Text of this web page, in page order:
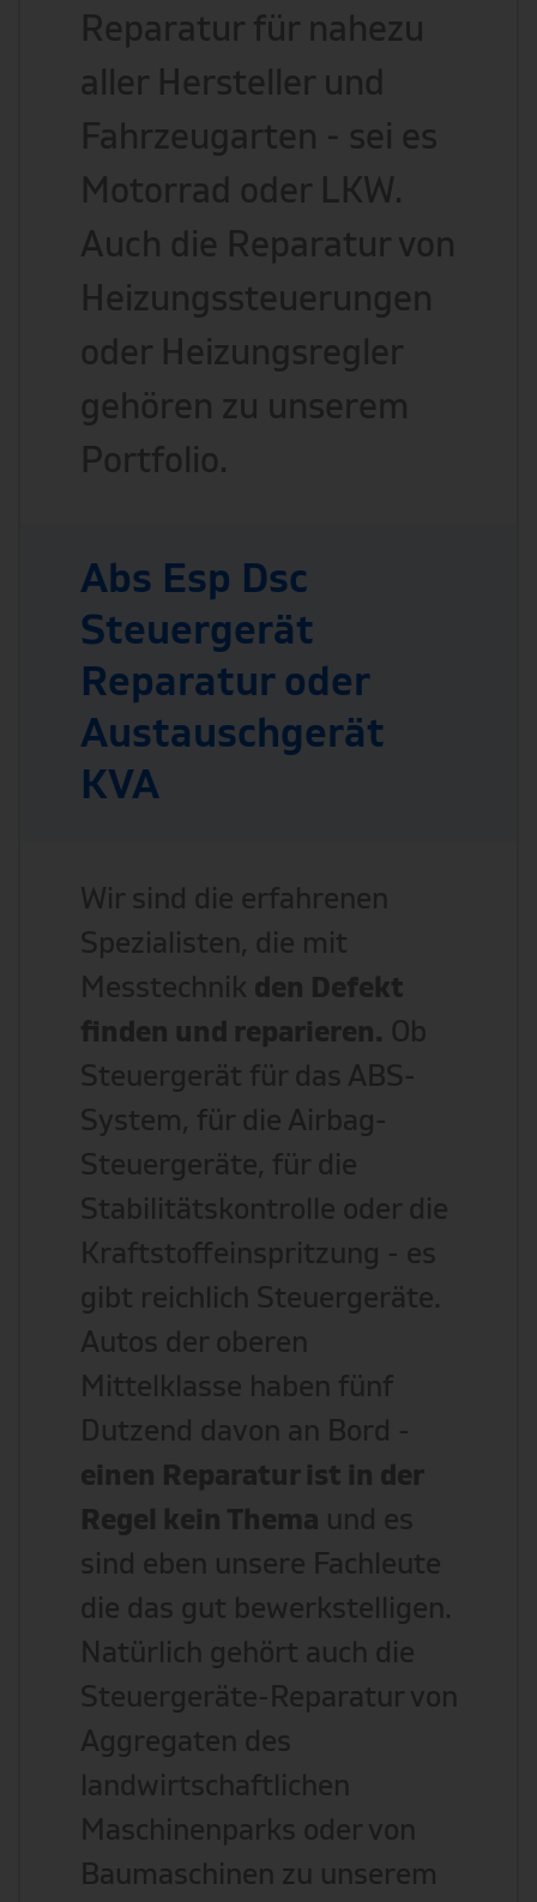
Reparatur für nahezu
aller Hersteller und
Fahrzeugarten - sei es
Motorrad oder LKW.
Auch die Reparatur von
Heizungssteuerungen
oder Heizungsregler
gehören zu unserem
Portfolio.
Abs Esp Dsc
Steuergerät
Reparatur oder
Austauschgerät
KVA
Wir sind die erfahrenen
Spezialisten, die mit
Messtechnik den Defekt
finden und reparieren. Ob
Steuergerät für das ABS-
System, für die Airbag-
Steuergeräte, für die
Stabilitätskontrolle oder die
Kraftstoffeinspritzung - es
gibt reichlich Steuergeräte.
Autos der oberen
Mittelklasse haben fünf
Dutzend davon an Bord -
einen Reparatur ist in der
Regel kein Thema und es
sind eben unsere Fachleute
die das gut bewerkstelligen.
Natürlich gehört auch die
Steuergeräte-Reparatur von
Aggregaten des
landwirtschaftlichen
Maschinenparks oder von
Baumaschinen zu unserem